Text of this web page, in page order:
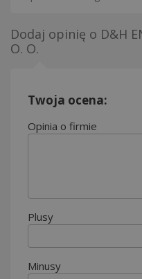
Dodaj opinię o D&H
O. O.
Twoja ocena:
Opinia o firmie
Plusy
Minusy